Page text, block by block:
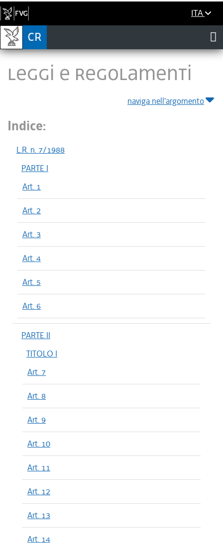
ITA
LEGGI E REGOLAMENTI
naviga nell'argomento
Indice:
L.R. n. 7/1988
PARTE I
Art. 1
Art. 2
Art. 3
Art. 4
Art. 5
Art. 6
PARTE II
TITOLO I
Art. 7
Art. 8
Art. 9
Art. 10
Art. 11
Art. 12
Art. 13
Art. 14